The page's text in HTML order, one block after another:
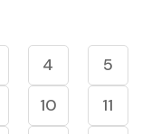
4
5
10
11